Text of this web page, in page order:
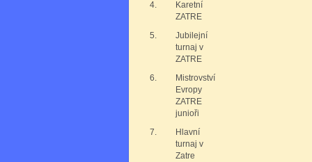
4.
Karetní
ZATRE
5.
Jubilejní
turnaj v
ZATRE
6.
Mistrovství
Evropy
ZATRE
junioři
7.
Hlavní
turnaj v
Zatre